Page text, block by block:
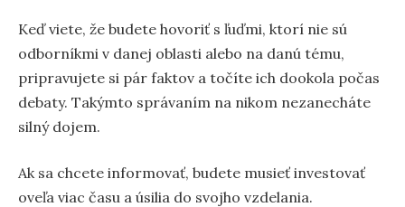
Keď viete, že budete hovoriť s ľuďmi, ktorí nie sú
odborníkmi v danej oblasti alebo na danú tému,
pripravujete si pár faktov a točíte ich dookola počas
debaty. Takýmto správaním na nikom nezanecháte
silný dojem.
Ak sa chcete informovať, budete musieť investovať
oveľa viac času a úsilia do svojho vzdelania.